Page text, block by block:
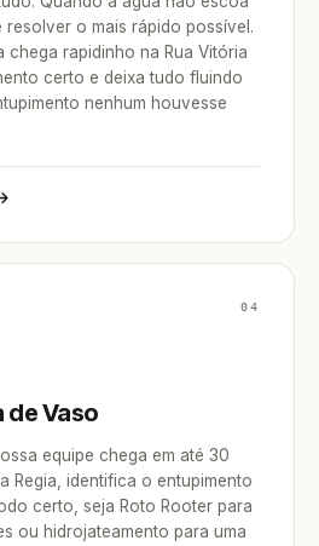
resolver o mais rápido possível.
chega rapidinho na Rua Vitória
certo e deixa tudo fluindo
nenhum houvesse
04
Vaso
equipe chega em até 30
Regia, identifica o entupimento
certo, seja Roto Rooter para
ou hidrojateamento para uma